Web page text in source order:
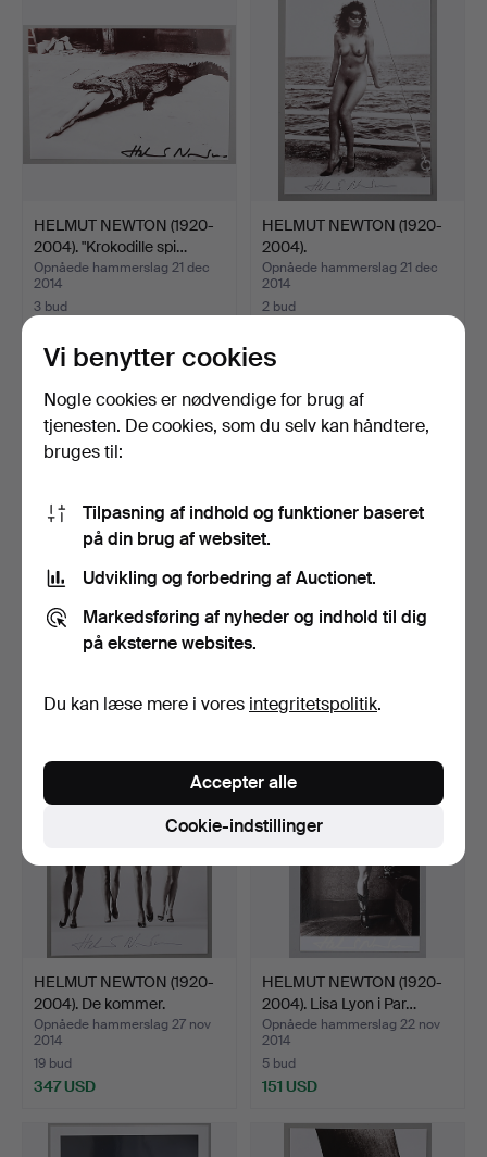
HELMUT NEWTON (1920-
2004). "Krokodille spi…
Opnåede hammerslag 21 dec
2014
3 bud
HELMUT NEWTON (1920-
2004).
Opnåede hammerslag 21 dec
2014
2 bud
HELMUT NEWTON (1920-
2004). Den store nøgen.
Opnåede hammerslag 16 dec
340 USD
tatovering.
522 USD
HELMUT NEWTON (1920-
2004). De kommer.
Opnåede hammerslag 27 nov
2014
19 bud
347 USD
HELMUT NEWTON (1920-
2004). Lisa Lyon i Par…
Opnåede hammerslag 22 nov
2014
5 bud
151 USD
Vi benytter cookies
Nogle cookies er nødvendige for brug af
tjenesten. De cookies, som du selv kan håndtere,
bruges til:
Tilpasning af indhold og funktioner baseret
på din brug af websitet.
Udvikling og forbedring af Auctionet.
Markedsføring af nyheder og indhold til dig
på eksterne websites.
Du kan læse mere i vores integritetspolitik.
Cookie-indstillinger
Accepter alle